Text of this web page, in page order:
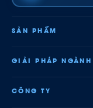
SẢN PHẨM
GIẢI PHÁP NGÀNH
CÔNG TY